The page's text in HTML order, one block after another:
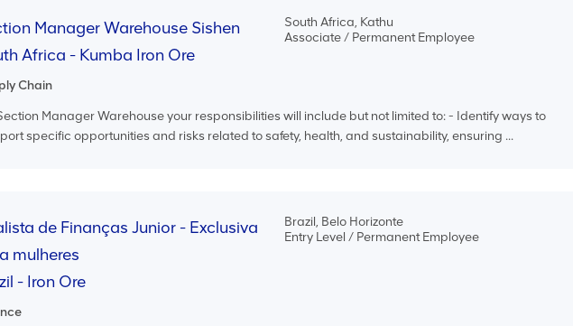
Manager Warehouse Sishen
Africa - Kumba Iron Ore
Chain
South Africa, Kathu
Associate / Permanent Employee
Manager Warehouse your responsibilities will include but not limited to: - Identify ways to
specific opportunities and risks related to safety, health, and sustainability, ensuring ...
de Finanças Junior - Exclusiva
mulheres
- Iron Ore
Brazil, Belo Horizonte
Entry Level / Permanent Employee